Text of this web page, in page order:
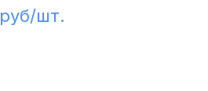
руб/шт.